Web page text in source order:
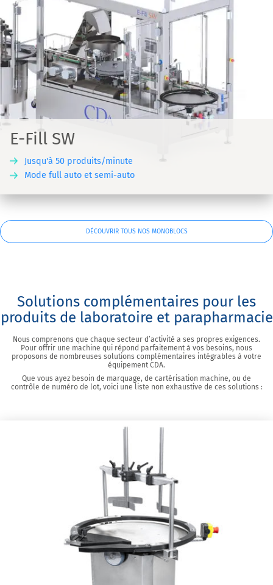
E-Fill SW
Jusqu'à 50 produits/minute
Mode full auto et semi-auto
DÉCOUVRIR TOUS NOS MONOBLOCS
Solutions complémentaires pour les
produits de laboratoire et parapharmacie
Nous comprenons que chaque secteur d’activité a ses propres exigences.
Pour offrir une machine qui répond parfaitement à vos besoins, nous
proposons de nombreuses solutions complémentaires intégrables à votre
équipement CDA.
Que vous ayez besoin de marquage, de cartérisation machine, ou de
contrôle de numéro de lot, voici une liste non exhaustive de ces solutions :